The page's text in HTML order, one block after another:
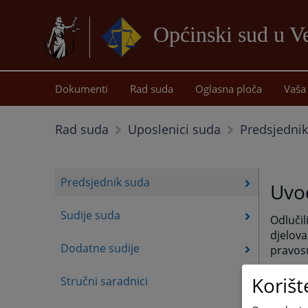
Općinski sud u
Dokumenti Rad suda Oglasna ploča
Rad suda Uposlenici suda
Predsjednik suda
Sudije suda
Dodatne sudije
Stručni saradnici